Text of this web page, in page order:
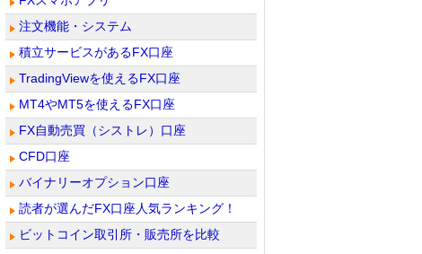
注文機能・システム
積立サービスがあるFX口座
TradingViewを使えるFX口座
MT4やMT5を使えるFX口座
FX自動売買（シストレ）口座
CFD口座
バイナリーオプション口座
読者が選んだFX口座人気ランキング！
ビットコイン取引所・販売所を比較